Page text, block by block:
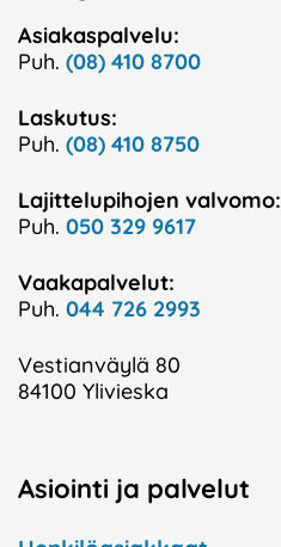
Asiakaspalvelu:
Puh. (08) 410 8700
Laskutus:
Puh. (08) 410 8750
Lajittelupihojen valvomo:
Puh. 050 329 9617
Vaakapalvelut:
Puh. 044 726 2993
Vestianväylä 80
84100 Ylivieska
Asiointi ja palvelut